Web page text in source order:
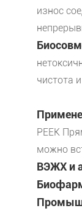
износ
чистота
PEEK
можно
ВЭЖХ и